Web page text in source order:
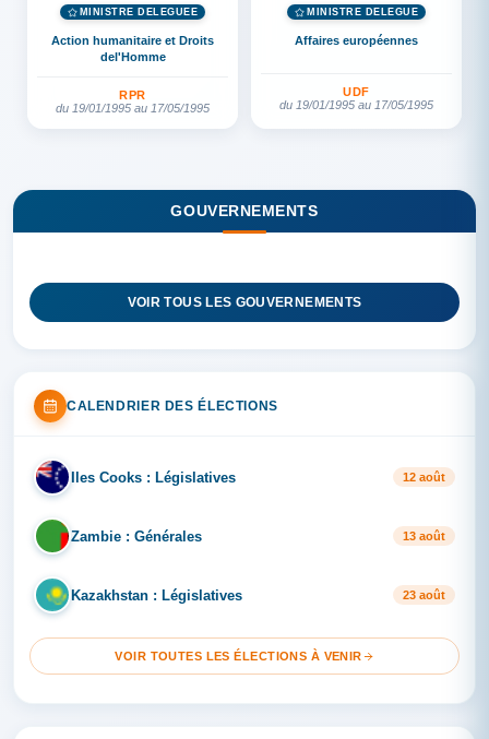
MINISTRE DÉLÉGUÉE
Action humanitaire et Droits
del'Homme
RPR
du 19/01/1995 au 17/05/1995
MINISTRE DÉLÉGUÉ
Affaires européennes
UDF
du 19/01/1995 au 17/05/1995
GOUVERNEMENTS
VOIR TOUS LES GOUVERNEMENTS
CALENDRIER DES ÉLECTIONS
IL Iles Cooks : Législatives 12 août
ZA Zambie : Générales 13 août
KA Kazakhstan : Législatives 23 août
VOIR TOUTES LES ÉLECTIONS À VENIR